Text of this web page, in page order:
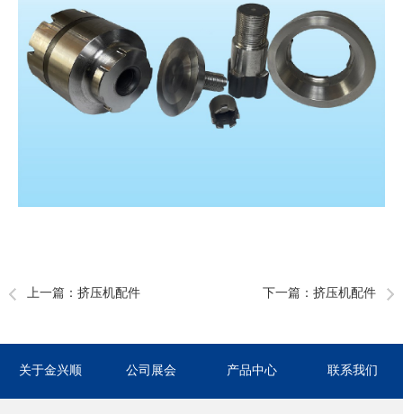
上一篇： 挤压机配件 下一篇： 挤压机配件
关于金兴顺 公司展会 产品中心 联系我们